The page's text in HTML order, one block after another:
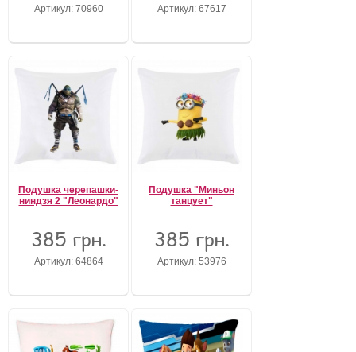
Артикул: 70960 Артикул: 67617
Подушка черепашки-
ниндзя 2 "Леонардо"
385 грн.
Артикул: 64864
Подушка "Миньон
танцует"
385 грн.
Артикул: 53976